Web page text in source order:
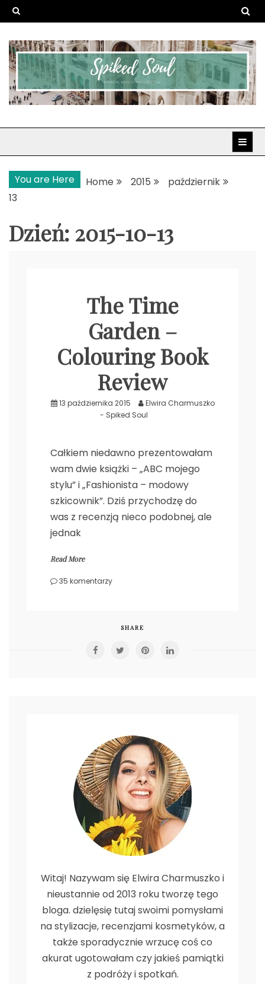
Skip
to
content
Spiked Soul
You are Here Home 2015
październik
13
Dzień: 2015-10-13
.
The Time
Garden –
Colouring Book
Review
13 października 2015
Elwira Charmuszko
- Spiked Soul
Całkiem niedawno prezentowałam
wam dwie książki – „ABC mojego
stylu” i „Fashionista – modowy
szkicownik”. Dziś przychodzę do
was z recenzją nieco podobnej, ale
jednak
Read More
35 komentarzydo
Book
SHARE
Witaj! Nazywam się Elwira Charmuszko i
nieustannie od 2013 roku tworzę tego
bloga. dzielęsię tutaj swoimi pomysłami
na stylizacje, recenzjami kosmetyków, a
także sporadycznie wrzucę coś co
akurat ugotowałam czy jakieś pamiątki
z podróży i spotkań.